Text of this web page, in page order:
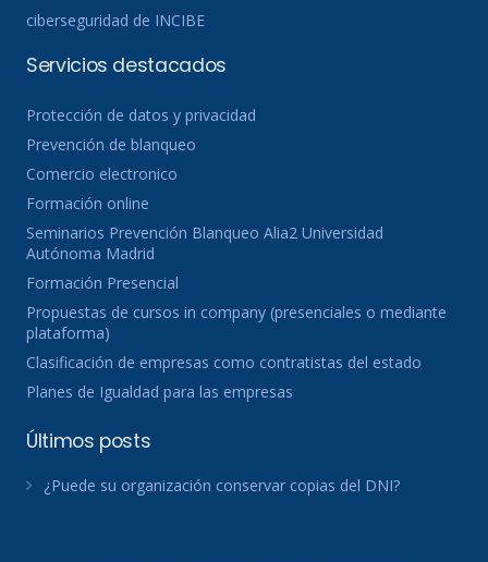
ciberseguridad de INCIBE
Servicios destacados
Protección de datos y privacidad
Prevención de blanqueo
Comercio electronico
Formación online
Seminarios Prevención Blanqueo Alia2 Universidad
Autónoma Madrid
Formación Presencial
Propuestas de cursos in company (presenciales o mediante
plataforma)
Clasificación de empresas como contratistas del estado
Planes de Igualdad para las empresas
Últimos posts
¿Puede su organización conservar copias del DNI?